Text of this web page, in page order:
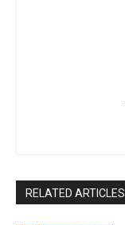
RELATED ARTICLES